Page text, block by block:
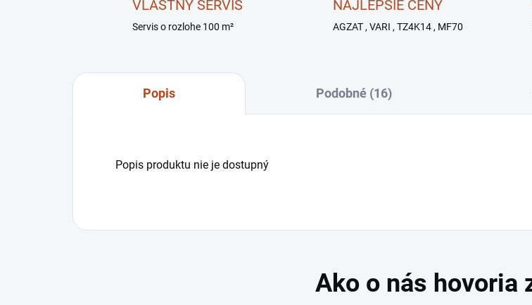
VLASTNÝ SERVIS
Servis o rozlohe 100 m²
NAJLEPŠIE CENY
AGZAT , VARI , TZ4K14 , MF70
Popis Podobné (16)
Popis produktu nie je dostupný